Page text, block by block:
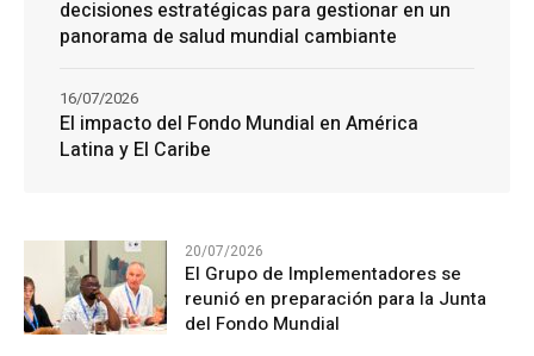
decisiones estratégicas para gestionar en un
panorama de salud mundial cambiante
El impacto del Fondo Mundial en América
Latina y El Caribe
16/07/2026
20/07/2026
El Grupo de Implementadores se
reunió en preparación para la Junta
del Fondo Mundial